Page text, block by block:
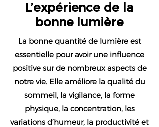
L’expérience de la
bonne lumière
La bonne quantité de lumière est
essentielle pour avoir une influence
positive sur de nombreux aspects de
notre vie. Elle améliore la qualité du
sommeil, la vigilance, la forme
physique, la concentration, les
variations d’humeur, la productivité et